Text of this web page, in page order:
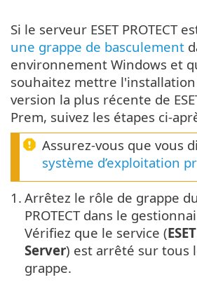
Si le serveur ESET PROTECT
une grappe de basculement
environnement Windows et
souhaitez mettre l'installation
version la plus récente de
Prem, suivez les étapes ci-
Assurez-vous que vous
système d’exploitation
1. Arrêtez le rôle de grappe
PROTECT dans le
Vérifiez que le service (
Server) est arrêté sur tous
grappe.